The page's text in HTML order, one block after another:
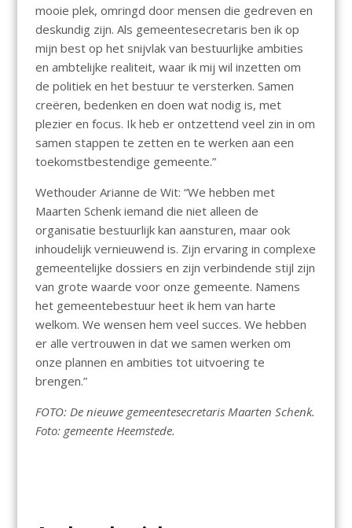
mooie plek, omringd door mensen die gedreven en
deskundig zijn. Als gemeentesecretaris ben ik op
mijn best op het snijvlak van bestuurlijke ambities
en ambtelijke realiteit, waar ik mij wil inzetten om
de politiek en het bestuur te versterken. Samen
creëren, bedenken en doen wat nodig is, met
plezier en focus. Ik heb er ontzettend veel zin in om
samen stappen te zetten en te werken aan een
toekomstbestendige gemeente.”
Wethouder Arianne de Wit: “We hebben met
Maarten Schenk iemand die niet alleen de
organisatie bestuurlijk kan aansturen, maar ook
inhoudelijk vernieuwend is. Zijn ervaring in complexe
gemeentelijke dossiers en zijn verbindende stijl zijn
van grote waarde voor onze gemeente. Namens
het gemeentebestuur heet ik hem van harte
welkom. We wensen hem veel succes. We hebben
er alle vertrouwen in dat we samen werken om
onze plannen en ambities tot uitvoering te
brengen.”
FOTO: De nieuwe gemeentesecretaris Maarten Schenk.
Foto: gemeente Heemstede.